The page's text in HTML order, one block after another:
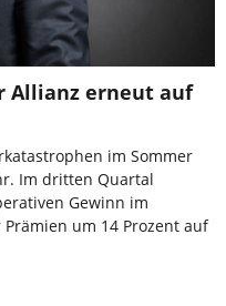
Allianz erneut auf
im Sommer
Im dritten Quartal
Gewinn im
um 14 Prozent auf